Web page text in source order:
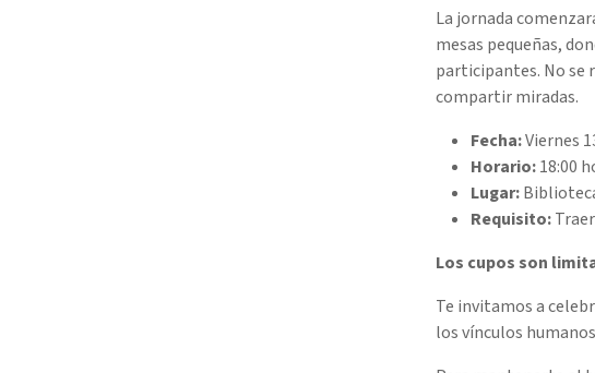
La jornada
mesas pequeñas,
participantes. No se
compartir miradas.
Fecha:Viernes
Horario:18:00
Lugar:
Requisito:
Los cupos son
Te invitamos a
los vínculos